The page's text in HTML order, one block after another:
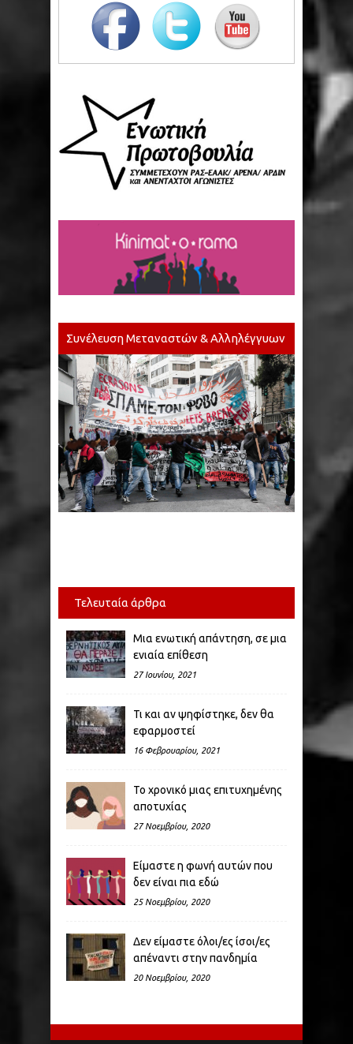
Συνέλευση Μεταναστών & Αλληλέγγυων
Τελευταία άρθρα
Μια ενωτική απάντηση, σε μια
ενιαία επίθεση
27 Ιουνίου, 2021
Τι και αν ψηφίστηκε, δεν θα
εφαρμοστεί
16 Φεβρουαρίου, 2021
Το χρονικό μιας επιτυχημένης
αποτυχίας
27 Νοεμβρίου, 2020
Είμαστε η φωνή αυτών που
δεν είναι πια εδώ
25 Νοεμβρίου, 2020
Δεν είμαστε όλοι/ες ίσοι/ες
απέναντι στην πανδημία
20 Νοεμβρίου, 2020